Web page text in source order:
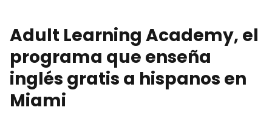
Adult Learning Academy, el
programa que enseña
inglés gratis a hispanos en
Miami